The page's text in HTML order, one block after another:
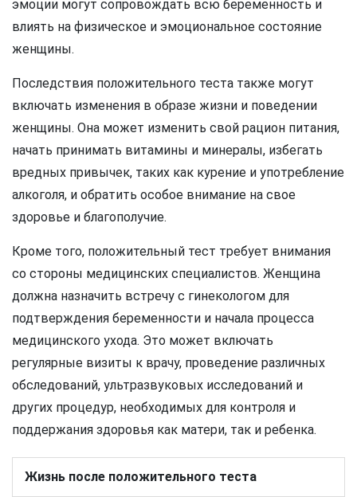
эмоции могут сопровождать всю беременность и
влиять на физическое и эмоциональное состояние
женщины.
Последствия положительного теста также могут
включать изменения в образе жизни и поведении
женщины. Она может изменить свой рацион питания,
начать принимать витамины и минералы, избегать
вредных привычек, таких как курение и употребление
алкоголя, и обратить особое внимание на свое
здоровье и благополучие.
Кроме того, положительный тест требует внимания
со стороны медицинских специалистов. Женщина
должна назначить встречу с гинекологом для
подтверждения беременности и начала процесса
медицинского ухода. Это может включать
регулярные визиты к врачу, проведение различных
обследований, ультразвуковых исследований и
других процедур, необходимых для контроля и
поддержания здоровья как матери, так и ребенка.
Жизнь после положительного теста